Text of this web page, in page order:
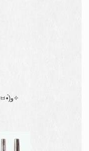
技術研修しております〜ビシッバシッ(๑•̀ㅂ•́)و✧